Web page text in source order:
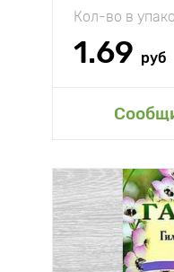
Кол-во в
1.69 руб